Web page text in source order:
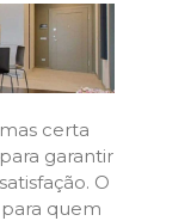
certa
garantir
O
quem